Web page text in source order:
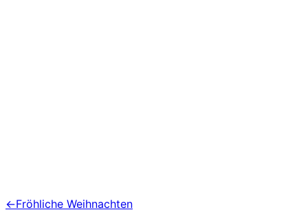
←Vorheriger
Fröhliche Weihnachten